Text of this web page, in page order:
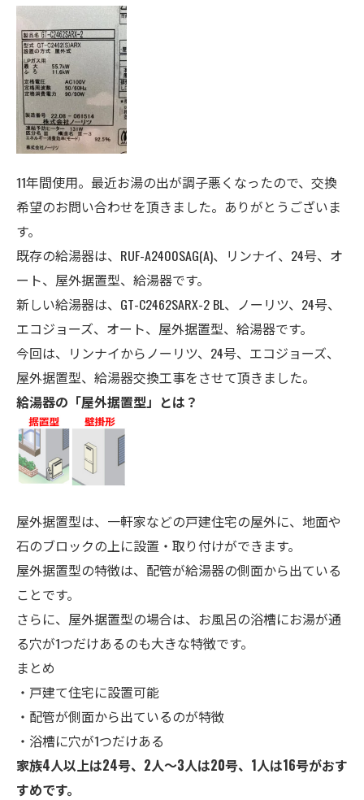
11年間使用。最近お湯の出が調子悪くなったので、交換
希望のお問い合わせを頂きました。ありがとうございま
す。
既存の給湯器は、RUF-A2400SAG(A)、リンナイ、24号、オ
ート、屋外据置型、給湯器です。
新しい給湯器は、GT-C2462SARX-2 BL、ノーリツ、24号、
エコジョーズ、オート、 屋外据置型、給湯器です。
今回は、リンナイからノーリツ、24号、エコジョーズ、
屋外据置型、給湯器交換工事をさせて頂きました。
給湯器の「屋外据置型」とは？
屋外据置型は、一軒家などの戸建住宅の屋外に、地面や
石のブロックの上に設置・取り付けができます。
屋外据置型の特徴は、配管が給湯器の側面から出ている
ことです。
さらに、屋外据置型の場合は、お風呂の浴槽にお湯が通
る穴が1つだけあるのも大きな特徴です。
まとめ
・戸建て住宅に設置可能
・配管が側面から出ているのが特徴
・浴槽に穴が1つだけある
家族4人以上は24号、2人～3人は20号、1人は16号がおす
すめです。